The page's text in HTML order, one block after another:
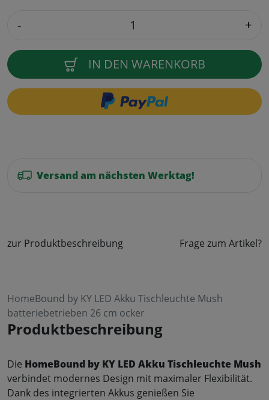
- +
IN DEN WARENKORB
Versand am nächsten Werktag!
zur Produktbeschreibung Frage zum Artikel?
HomeBound by KY LED Akku Tischleuchte Mush
batteriebetrieben 26 cm ocker
Produktbeschreibung
Die HomeBound by KY LED Akku Tischleuchte Mush
verbindet modernes Design mit maximaler Flexibilität.
Dank des integrierten Akkus genießen Sie